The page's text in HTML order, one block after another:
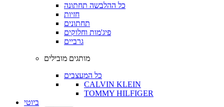
כל ההלבשה תחתונה
חזיות
תחתונים
פיג'מות וחלוקים
גרביים
מותגים מובילים
כל המעצבים
CALVIN KLEIN
TOMMY HILFIGER
ביוטי